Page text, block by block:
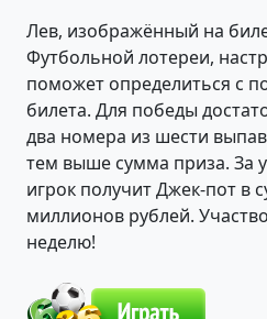
Лев, изображённый на
Футбольной лотереи,
поможет определиться с
билета. Для победы
два номера из шести
тем выше сумма приза. За
игрок получит Джек-пот в
миллионов рублей.
неделю!